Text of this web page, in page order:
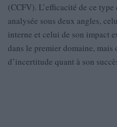
(CCFV). L’efficacité de ce
analysée sous deux angles,
interne et celui de son impact
dans le premier domaine, mais
d’incertitude quant à son